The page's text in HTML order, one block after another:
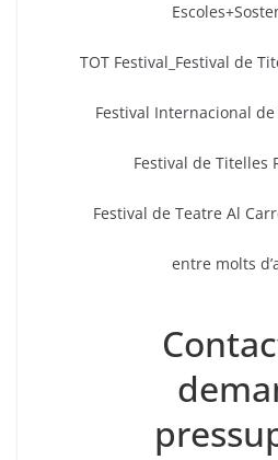
TOT Festival_Festival de
Festival Internacional
Festival de Titelles
Festival de Teatre Al
entre molts